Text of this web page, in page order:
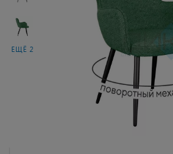
ЕЩЁ 2